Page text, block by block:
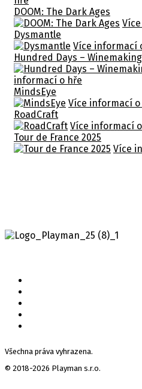
DOOM: The Dark Ages
Dysmantle
Více informací
Hundred Days –
informací o hře
MindsEye
Více informací o
RoadCraft
Více informací
Tour de France 2025
Více
Všechna práva vyhrazena.
© 2018-2026 Playman s.r.o.